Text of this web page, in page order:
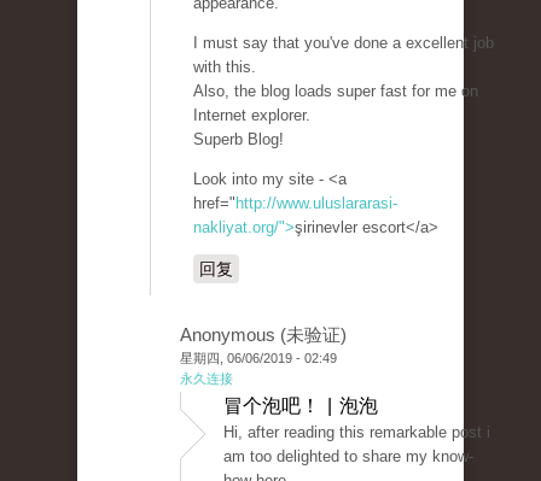
I must say that you've done a excellent job
with this.
Also, the blog loads super fast for me on
Internet explorer.
Superb Blog!
Look into my site - <a
href=" http://www.uluslararasi-
nakliyat.org/">şirinevler escort</a>
回复
Anonymous (未验证)
星期四, 06/06/2019 - 02:49
永久连接
冒个泡吧！ | 泡泡
Hi, after reading this remarkable post i
am too delighted to share my know-